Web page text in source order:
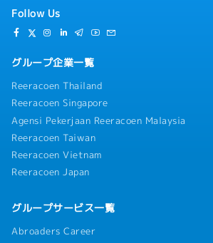
Follow Us
グループ企業一覧
Reeracoen Thailand
Reeracoen Singapore
Agensi Pekerjaan Reeracoen Malaysia
Reeracoen Taiwan
Reeracoen Vietnam
Reeracoen Japan
グループサービス一覧
Abroaders Career